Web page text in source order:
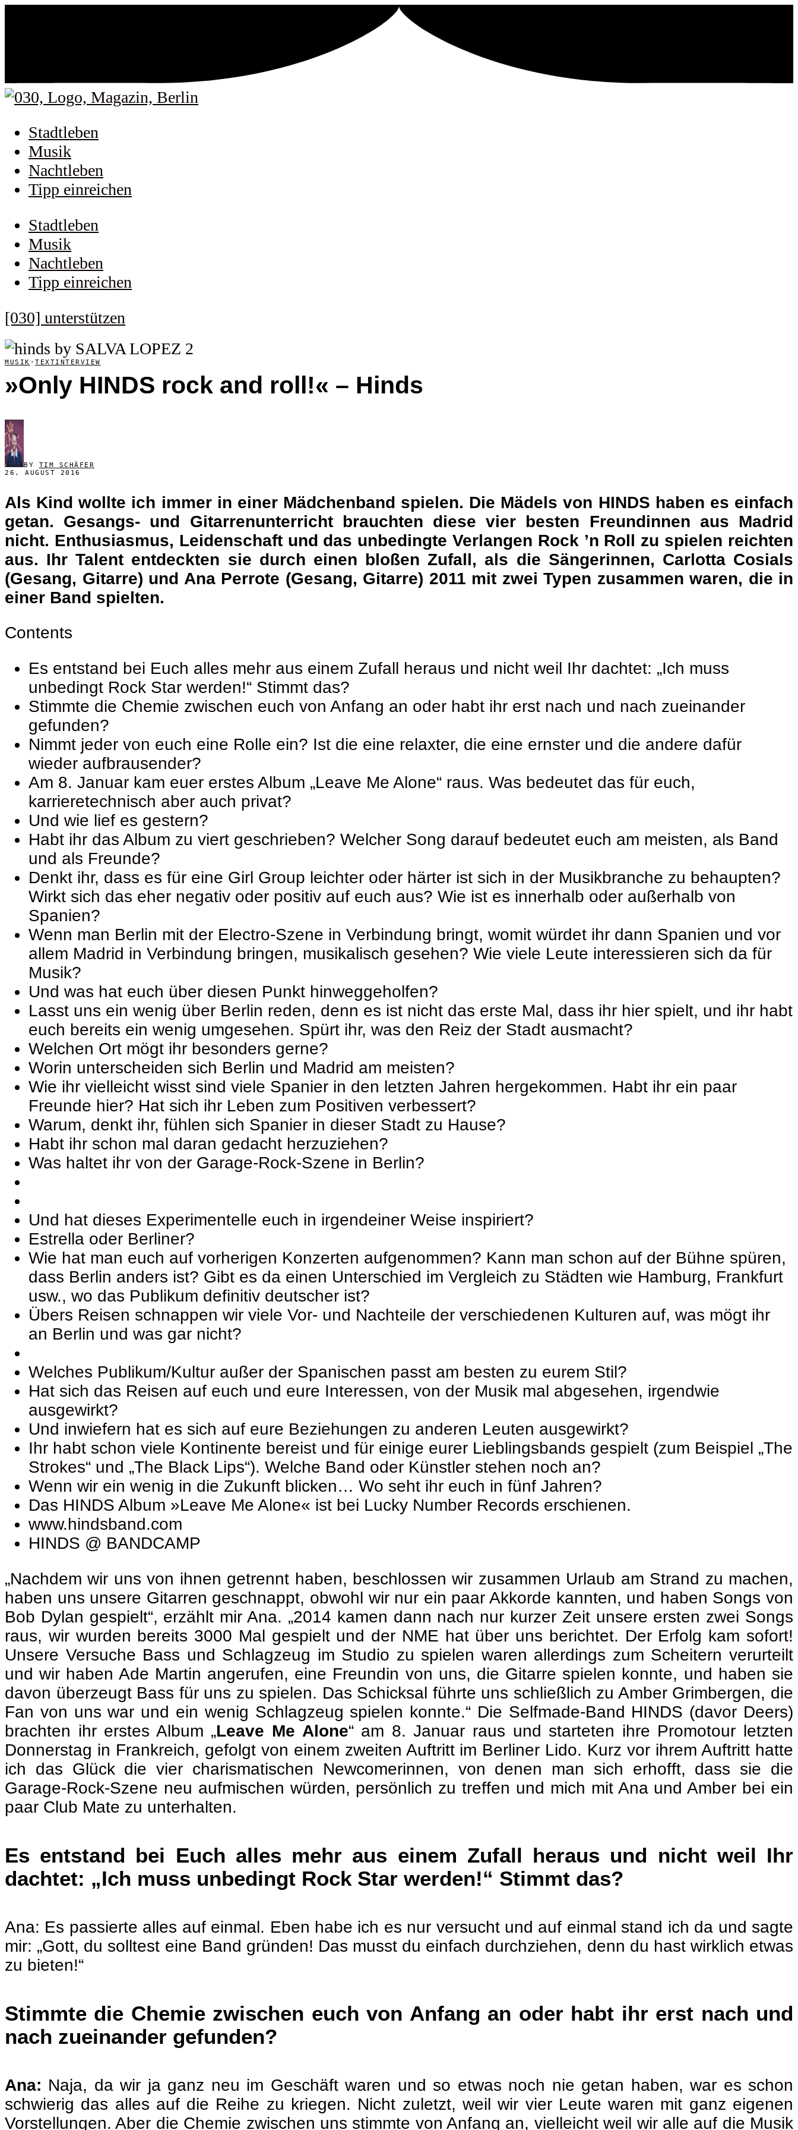
Stadtleben
Musik
Nachtleben
Tipp einreichen
Stadtleben
Musik
Nachtleben
Tipp einreichen
[030] unterstützen
MUSIK · TEXTINTERVIEW
»Only HINDS rock and roll!« – Hinds
BY TIM SCHÄFER
26. AUGUST 2016
Als Kind wollte ich immer in einer Mädchenband spielen. Die Mädels von HINDS haben es einfach
getan. Gesangs- und Gitarrenunterricht brauchten diese vier besten Freundinnen aus Madrid
nicht. Enthusiasmus, Leidenschaft und das unbedingte Verlangen Rock ’n Roll zu spielen reichten
aus. Ihr Talent entdeckten sie durch einen bloßen Zufall, als die Sängerinnen, Carlotta Cosials
(Gesang, Gitarre) und Ana Perrote (Gesang, Gitarre) 2011 mit zwei Typen zusammen waren, die in
einer Band spielten.
Contents
Es entstand bei Euch alles mehr aus einem Zufall heraus und nicht weil Ihr dachtet: „Ich muss
unbedingt Rock Star werden!“ Stimmt das?
Stimmte die Chemie zwischen euch von Anfang an oder habt ihr erst nach und nach zueinander
gefunden?
Nimmt jeder von euch eine Rolle ein? Ist die eine relaxter, die eine ernster und die andere dafür
wieder aufbrausender?
Am 8. Januar kam euer erstes Album „Leave Me Alone“ raus. Was bedeutet das für euch,
karrieretechnisch aber auch privat?
Und wie lief es gestern?
Habt ihr das Album zu viert geschrieben? Welcher Song darauf bedeutet euch am meisten, als Band
und als Freunde?
Denkt ihr, dass es für eine Girl Group leichter oder härter ist sich in der Musikbranche zu behaupten?
Wirkt sich das eher negativ oder positiv auf euch aus? Wie ist es innerhalb oder außerhalb von
Spanien?
Wenn man Berlin mit der Electro-Szene in Verbindung bringt, womit würdet ihr dann Spanien und vor
allem Madrid in Verbindung bringen, musikalisch gesehen? Wie viele Leute interessieren sich da für
Musik?
Und was hat euch über diesen Punkt hinweggeholfen?
Lasst uns ein wenig über Berlin reden, denn es ist nicht das erste Mal, dass ihr hier spielt, und ihr habt
euch bereits ein wenig umgesehen. Spürt ihr, was den Reiz der Stadt ausmacht?
Welchen Ort mögt ihr besonders gerne?
Worin unterscheiden sich Berlin und Madrid am meisten?
Wie ihr vielleicht wisst sind viele Spanier in den letzten Jahren hergekommen. Habt ihr ein paar
Freunde hier? Hat sich ihr Leben zum Positiven verbessert?
Warum, denkt ihr, fühlen sich Spanier in dieser Stadt zu Hause?
Habt ihr schon mal daran gedacht herzuziehen?
Was haltet ihr von der Garage-Rock-Szene in Berlin?
Und hat dieses Experimentelle euch in irgendeiner Weise inspiriert?
Estrella oder Berliner?
Wie hat man euch auf vorherigen Konzerten aufgenommen? Kann man schon auf der Bühne spüren,
dass Berlin anders ist? Gibt es da einen Unterschied im Vergleich zu Städten wie Hamburg, Frankfurt
usw., wo das Publikum definitiv deutscher ist?
Übers Reisen schnappen wir viele Vor- und Nachteile der verschiedenen Kulturen auf, was mögt ihr
an Berlin und was gar nicht?
Welches Publikum/Kultur außer der Spanischen passt am besten zu eurem Stil?
Hat sich das Reisen auf euch und eure Interessen, von der Musik mal abgesehen, irgendwie
ausgewirkt?
Und inwiefern hat es sich auf eure Beziehungen zu anderen Leuten ausgewirkt?
Ihr habt schon viele Kontinente bereist und für einige eurer Lieblingsbands gespielt (zum Beispiel „The
Strokes“ und „The Black Lips“). Welche Band oder Künstler stehen noch an?
Wenn wir ein wenig in die Zukunft blicken… Wo seht ihr euch in fünf Jahren?
Das HINDS Album »Leave Me Alone« ist bei Lucky Number Records erschienen.
www.hindsband.com
HINDS @ BANDCAMP
„Nachdem wir uns von ihnen getrennt haben, beschlossen wir zusammen Urlaub am Strand zu machen,
haben uns unsere Gitarren geschnappt, obwohl wir nur ein paar Akkorde kannten, und haben Songs von
Bob Dylan gespielt“, erzählt mir Ana. „2014 kamen dann nach nur kurzer Zeit unsere ersten zwei Songs
raus, wir wurden bereits 3000 Mal gespielt und der NME hat über uns berichtet. Der Erfolg kam sofort!
Unsere Versuche Bass und Schlagzeug im Studio zu spielen waren allerdings zum Scheitern verurteilt
und wir haben Ade Martin angerufen, eine Freundin von uns, die Gitarre spielen konnte, und haben sie
davon überzeugt Bass für uns zu spielen. Das Schicksal führte uns schließlich zu Amber Grimbergen, die
Fan von uns war und ein wenig Schlagzeug spielen konnte.“ Die Selfmade-Band HINDS (davor Deers)
brachten ihr erstes Album „Leave Me Alone“ am 8. Januar raus und starteten ihre Promotour letzten
Donnerstag in Frankreich, gefolgt von einem zweiten Auftritt im Berliner Lido. Kurz vor ihrem Auftritt hatte
ich das Glück die vier charismatischen Newcomerinnen, von denen man sich erhofft, dass sie die
Garage-Rock-Szene neu aufmischen würden, persönlich zu treffen und mich mit Ana und Amber bei ein
paar Club Mate zu unterhalten.
Es entstand bei Euch alles mehr aus einem Zufall heraus und nicht weil Ihr
dachtet: „Ich muss unbedingt Rock Star werden!“ Stimmt das?
Ana: Es passierte alles auf einmal. Eben habe ich es nur versucht und auf einmal stand ich da und sagte
mir: „Gott, du solltest eine Band gründen! Das musst du einfach durchziehen, denn du hast wirklich etwas
zu bieten!“
Stimmte die Chemie zwischen euch von Anfang an oder habt ihr erst nach und
nach zueinander gefunden?
Ana: Naja, da wir ja ganz neu im Geschäft waren und so etwas noch nie getan haben, war es schon
schwierig das alles auf die Reihe zu kriegen. Nicht zuletzt, weil wir vier Leute waren mit ganz eigenen
Vorstellungen. Aber die Chemie zwischen uns stimmte von Anfang an, vielleicht weil wir alle auf die Musik